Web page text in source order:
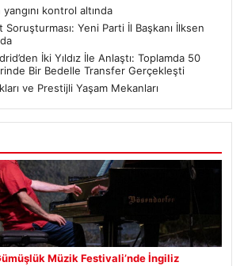
yangını kontrol altında
Soruşturması: Yeni Parti İl Başkanı İlksen
İki Yıldız İle Anlaştı: Toplamda 50
Bir Bedelle Transfer Gerçekleşti
ve Prestijli Yaşam Mekanları
Müzik Festivali’nde İngiliz